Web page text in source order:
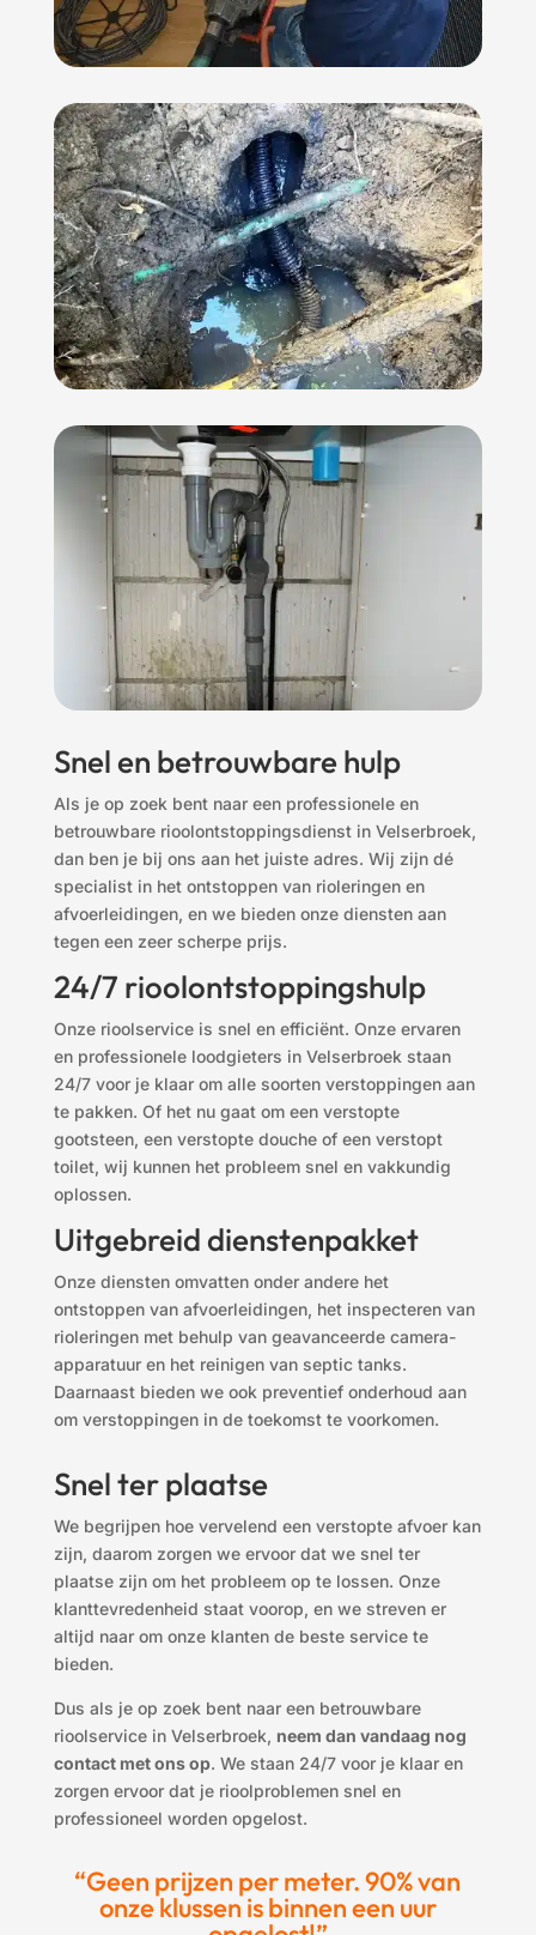
Snel en betrouwbare hulp
Als je op zoek bent naar een professionele en
betrouwbare rioolontstoppingsdienst in Velserbroek,
dan ben je bij ons aan het juiste adres. Wij zijn dé
specialist in het ontstoppen van rioleringen en
afvoerleidingen, en we bieden onze diensten aan
tegen een zeer scherpe prijs.
24/7 rioolontstoppingshulp
Onze rioolservice is snel en efficiënt. Onze ervaren
en professionele loodgieters in Velserbroek staan
24/7 voor je klaar om alle soorten verstoppingen aan
te pakken. Of het nu gaat om een verstopte
gootsteen, een verstopte douche of een verstopt
toilet, wij kunnen het probleem snel en vakkundig
oplossen.
Uitgebreid dienstenpakket
Onze diensten omvatten onder andere het
ontstoppen van afvoerleidingen, het inspecteren van
rioleringen met behulp van geavanceerde camera-
apparatuur en het reinigen van septic tanks.
Daarnaast bieden we ook preventief onderhoud aan
om verstoppingen in de toekomst te voorkomen.
Snel ter plaatse
We begrijpen hoe vervelend een verstopte afvoer kan
zijn, daarom zorgen we ervoor dat we snel ter
plaatse zijn om het probleem op te lossen. Onze
klanttevredenheid staat voorop, en we streven er
altijd naar om onze klanten de beste service te
bieden.
Dus als je op zoek bent naar een betrouwbare
rioolservice in Velserbroek, neem dan vandaag nog
contact met ons op. We staan 24/7 voor je klaar en
zorgen ervoor dat je rioolproblemen snel en
professioneel worden opgelost.
“Geen prijzen per meter. 90% van
onze klussen is binnen een uur